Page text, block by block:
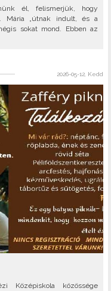
él, felismerjük, hogy
Mária „útnak indult, és a
sokat mond. Ebben az
2026-05-12, Kedd
Középiskola közössége